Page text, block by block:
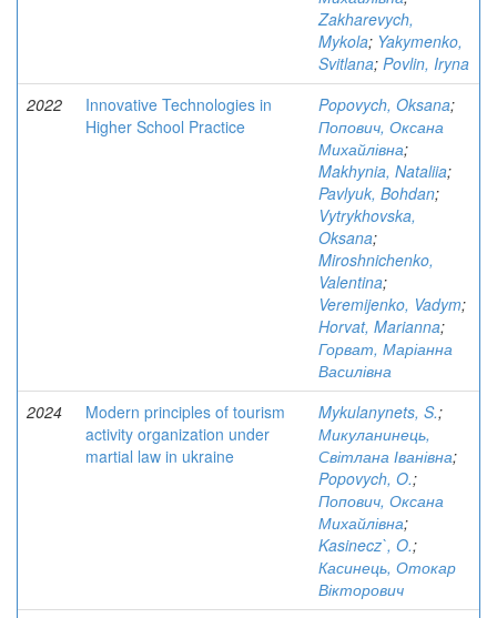
Zakharevych,
Mykola; Yakymenko,
Svitlana; Povlin, Iryna
2022
Innovative Technologies in
Higher School Practice
Popovych, Oksana;
Попович, Оксана
Михайлівна;
Makhynia, Nataliia;
Pavlyuk, Bohdan;
Vytrykhovska,
Oksana;
Miroshnichenko,
Valentina;
Veremijenko, Vadym;
Horvat, Marianna;
Горват, Маріанна
Василівна
2024
Modern principles of tourism
activity organization under
martial law in ukraine
Mykulanynets, S.;
Микуланинець,
Світлана Іванівна;
Popovych, O.;
Попович, Оксана
Михайлівна;
Kasinecz`, O.;
Касинець, Отокар
Вікторович